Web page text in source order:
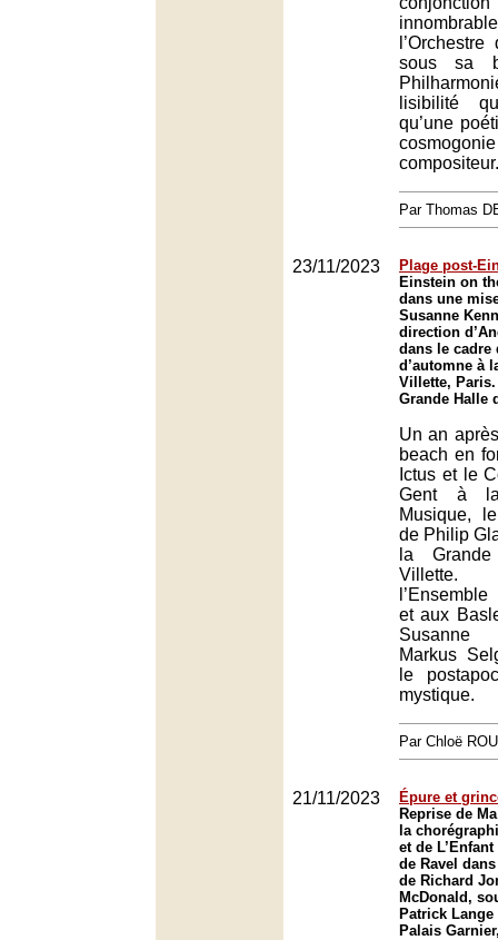
sous sa
lisibilité
qu’une
compositeur.
Par Thomas
23/11/2023
Plage post-
Einstein on
dans une
Susanne
direction
dans le cadre
d’automne à
Villette, Paris.
Grande Halle
Un an
beach en
Ictus et le
Gent à
Musique,
de Philip
la
Villette.
et aux
Markus
le
mystique.
Par Chloë
21/11/2023
Épure et
Reprise de
la
et de
de Ravel
de Richard
McDonald,
Patrick Lange
Palais